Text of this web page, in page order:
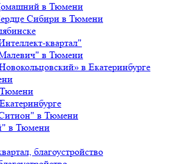
в Тюмени
Сибири в Тюмени
квартал"
в Тюмени
в Екатеринбурге
в Тюмени
в Тюмени
благоустройство